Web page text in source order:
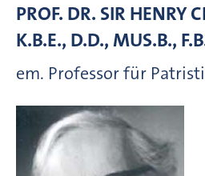
PROF. DR. SIR HENRY
K.B.E., D.D., MUS.B.,
em. Professor für